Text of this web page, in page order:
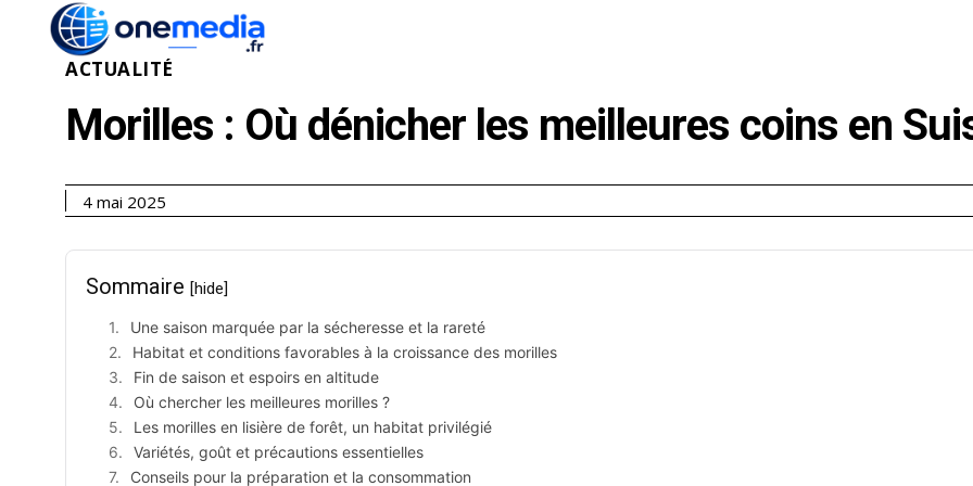
ACTUALITÉ
Morilles : Où dénicher les meilleures coins en
4 mai 2025
Sommaire [hide]
Une saison marquée par la sécheresse et la rareté
Habitat et conditions favorables à la croissance des morilles
Fin de saison et espoirs en altitude
Où chercher les meilleures morilles ?
Les morilles en lisière de forêt, un habitat privilégié
Variétés, goût et précautions essentielles
Conseils pour la préparation et la consommation